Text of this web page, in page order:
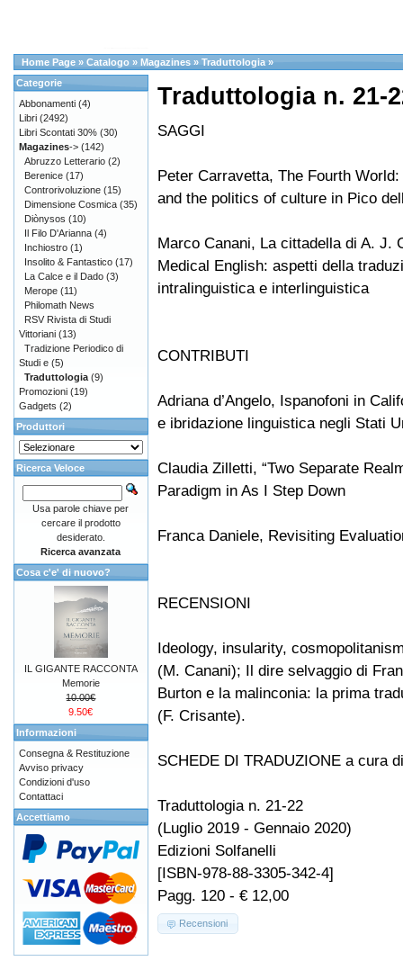
Home Page » Catalogo » Magazines » Traduttologia »
Traduttologia n. 21-
SAGGI
Peter Carravetta, The Fourth
and the politics of culture in Pico
Marco Canani, La cittadella di A. J.
Medical English: aspetti della
intralinguistica e interlinguistica
CONTRIBUTI
Adriana d’Angelo, Ispanofoni in
e ibridazione linguistica negli Stati
Claudia Zilletti, “Two Separate
Paradigm in As I Step Down
Franca Daniele, Revisiting
RECENSIONI
Ideology, insularity,
(M. Canani); Il dire selvaggio di
Burton e la malinconia: la prima
(F. Crisante).
SCHEDE DI TRADUZIONE a cura
Traduttologia n. 21-22
(Luglio 2019 - Gennaio 2020)
Edizioni Solfanelli
[ISBN-978-88-3305-342-4]
Pagg. 120 - € 12,00
Recensioni
Categorie
Abbonamenti (4)
Libri (2492)
Libri Scontati 30% (30)
Magazines-> (142)
Abruzzo Letterario (2)
Berenice (17)
Controrivoluzione (15)
Dimensione Cosmica (35)
Diònysos (10)
Il Filo D'Arianna (4)
Inchiostro (1)
Insolito & Fantastico (17)
La Calce e il Dado (3)
Merope (11)
Philomath News
RSV Rivista di Studi
Vittoriani (13)
Tradizione Periodico di
Studi e (5)
Traduttologia (9)
Promozioni (19)
Gadgets (2)
Produttori
Ricerca Veloce
Usa parole chiave per
cercare il prodotto
desiderato.
Ricerca avanzata
Cosa c'e' di nuovo?
IL GIGANTE RACCONTA
Memorie
10.00€
9.50€
Informazioni
Consegna & Restituzione
Avviso privacy
Condizioni d'uso
Contattaci
Accettiamo